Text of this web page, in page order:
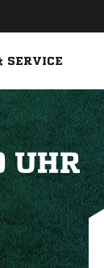
SERVICE
